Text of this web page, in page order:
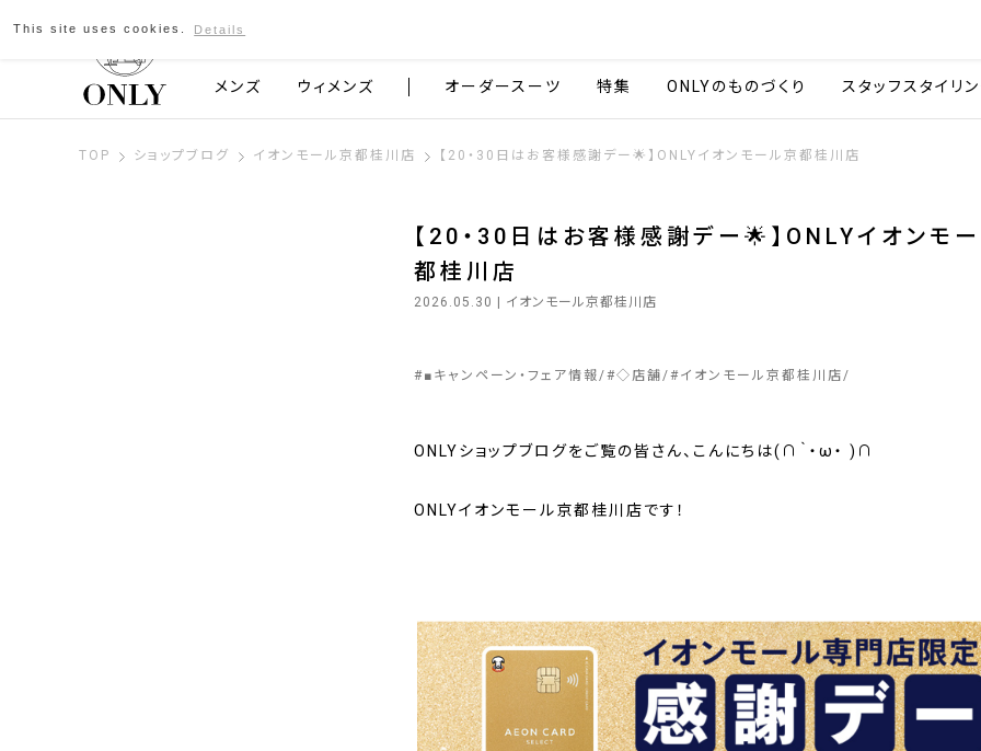
京都発のスーツブランド ONLY
メンズ ウィメンズ オーダースーツ 特集 ONLYのものづくり スタッフスタイリ
TOP ショップブログ イオンモール京都桂川店 【20・30日はお客様感謝デー🌟】ONLYイオンモール京都桂川店
【20・30日はお客様感謝デー🌟】ONLYイオンモ
都桂川店
2026.05.30 | イオンモール京都桂川店
#■キャンペーン・フェア情報 #◇店舗 #イオンモール京都桂川店
ONLYショップブログをご覧の皆さん、こんにちは(∩｀・ω・ )∩
ONLYイオンモール京都桂川店です！
This site uses cookies. Details